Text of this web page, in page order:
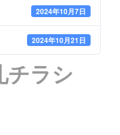
2024年10月7日
2024年10月21日
チラシ